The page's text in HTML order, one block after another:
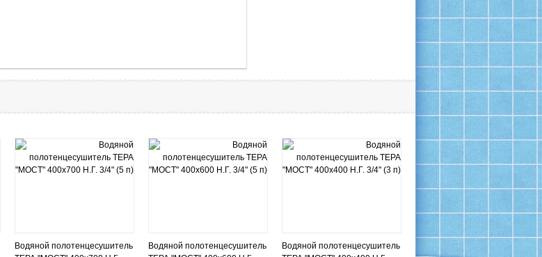
Водяной полотенцесушитель
Водяной полотенцесушитель
Водяной полотенцесушитель